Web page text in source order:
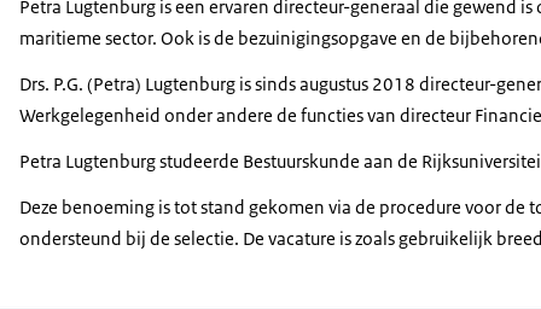
Petra Lugtenburg is een ervaren directeur-generaal die gewend
maritieme sector. Ook is de bezuinigingsopgave en de
Drs. P.G. (Petra) Lugtenburg is sinds augustus 2018 directeur-
Werkgelegenheid onder andere de functies van directeur
Petra Lugtenburg studeerde Bestuurskunde aan de
Deze benoeming is tot stand gekomen via de procedure voor
ondersteund bij de selectie. De vacature is zoals gebruikelijk